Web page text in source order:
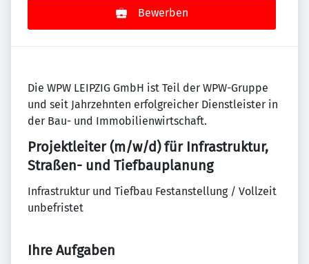
Bewerben
Die WPW LEIPZIG GmbH ist Teil der WPW-Gruppe
und seit Jahrzehnten erfolgreicher Dienstleister in
der Bau- und Immobilienwirtschaft.
Projektleiter (m/w/d) für Infrastruktur,
Straßen- und Tiefbauplanung
Infrastruktur und Tiefbau Festanstellung / Vollzeit
unbefristet
Ihre Aufgaben